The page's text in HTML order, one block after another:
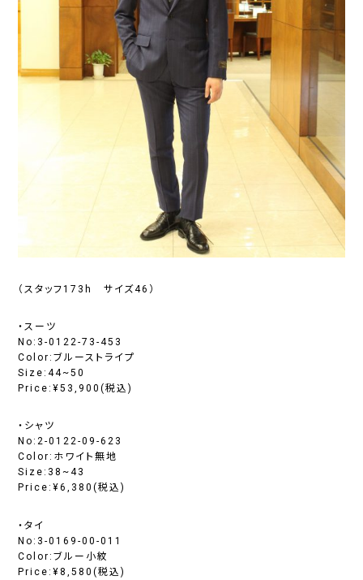
（スタッフ173h サイズ46）
・スーツ
No:3-0122-73-453
Color:ブルーストライプ
Size:44~50
Price:¥53,900(税込)
・シャツ
No:2-0122-09-623
Color:ホワイト無地
Size:38~43
Price:¥6,380(税込)
・タイ
No:3-0169-00-011
Color:ブルー小紋
Price:¥8,580(税込)